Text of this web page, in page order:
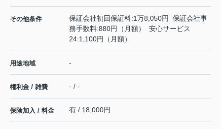
その他条件
保証会社初回保証料:1万8,050円 保証会社事
務手数料:880円（月額） 安心サービス
24:1,100円（月額）
用途地域 -
権利金 / 雑費 - / -
保険加入 / 料金 有 / 18,000円